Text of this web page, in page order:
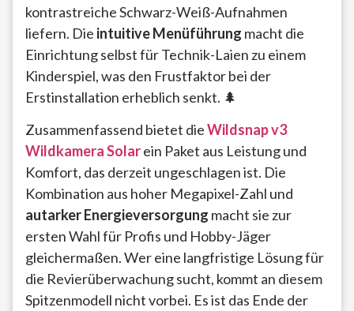
kontrastreiche Schwarz-Weiß-Aufnahmen
liefern. Die intuitive Menüführung macht die
Einrichtung selbst für Technik-Laien zu einem
Kinderspiel, was den Frustfaktor bei der
Erstinstallation erheblich senkt. 🌲
Zusammenfassend bietet dieWildsnap v3
Wildkamera Solarein Paket aus Leistung und
Komfort, das derzeit ungeschlagen ist. Die
Kombination aus hoher Megapixel-Zahl und
autarker Energieversorgung macht sie zur
ersten Wahl für Profis und Hobby-Jäger
gleichermaßen. Wer eine langfristige Lösung für
die Revierüberwachung sucht, kommt an diesem
Spitzenmodell nicht vorbei. Es ist das Ende der